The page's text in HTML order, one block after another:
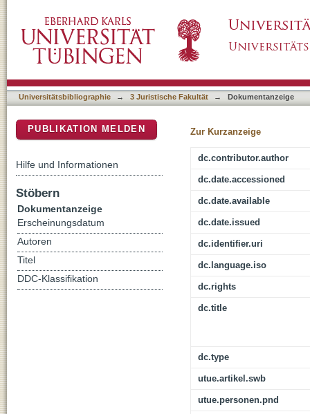
Forensische Psychiatrie : (Vortrag,
Universitätsbibliographie → 3 Juristische Fakultät → Dokumentanzeige
Zur Kurzanzeige
dc.contributor.author
dc.date.accessioned
dc.date.available
dc.date.issued
dc.identifier.uri
dc.language.iso
dc.rights
dc.title
dc.type
utue.artikel.swb
utue.personen.pnd
PUBLIKATION MELDEN
Hilfe und Informationen
Stöbern
Dokumentanzeige
Erscheinungsdatum
Autoren
Titel
DDC-Klassifikation